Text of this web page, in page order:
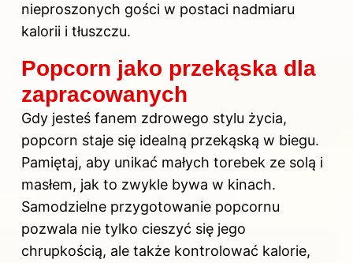
nieproszonych gości w postaci nadmiaru
kalorii i tłuszczu.
Popcorn jako przekąska dla
zapracowanych
Gdy jesteś fanem zdrowego stylu życia,
popcorn staje się idealną przekąską w biegu.
Pamiętaj, aby unikać małych torebek ze solą i
masłem, jak to zwykle bywa w kinach.
Samodzielne przygotowanie popcornu
pozwala nie tylko cieszyć się jego
chrupkością, ale także kontrolować kalorie,